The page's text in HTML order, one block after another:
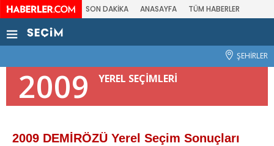
SON DAKİKA ANASAYFA TÜM HABERLER
ŞEHİRLER
2009 YEREL SEÇİMLERİ
2009 DEMİRÖZÜ Yerel Seçim Sonuçları